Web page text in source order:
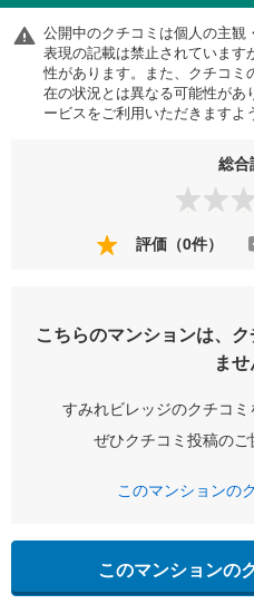
公開中のクチコミは個人の主観
表現の記載は禁止されていま
性があります。また、クチコ
在の状況とは異なる可能性があ
ービスをご利用いただきますよ
総合
評価（0件）
こちらのマンションは、
ませ
すみれビレッジのクチコミ
ぜひクチコミ投稿のご
このマンションの
このマンションの